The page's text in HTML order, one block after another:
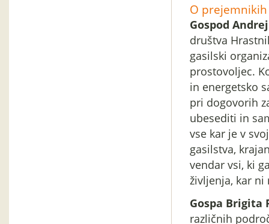
O
Gospod
društva
gasilski
prostovoljec.
in energetsko
pri dogovorih
ubesediti in
vse kar je v
gasilstva,
vendar vsi, ki
življenja, kar
Gospa Brigita
različnih